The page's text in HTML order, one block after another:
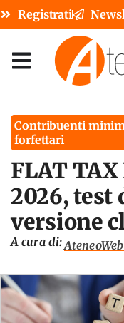
Registrati
Contribuenti
forfettari
FLAT TAX
2026, test
versione
A cura di: